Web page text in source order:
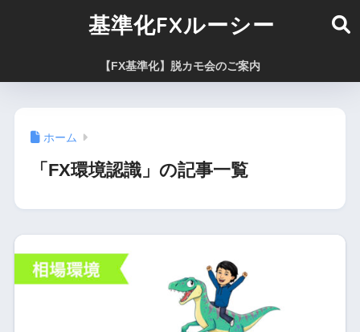
基準化FXルーシー
【FX基準化】脱カモ会のご案内
ホーム
「FX環境認識」の記事一覧